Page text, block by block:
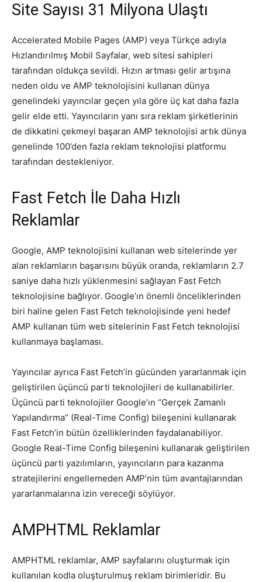
Tasarım,
UI/UX
Site Sayısı 31 Milyona Ulaştı
Accelerated Mobile Pages (AMP) veya Türkçe adıyla
Hızlandırılmış Mobil Sayfalar, web sitesi sahipleri
tarafından oldukça sevildi. Hızın artması gelir artışına
neden oldu ve AMP teknolojisini kullanan dünya
genelindeki yayıncılar geçen yıla göre üç kat daha fazla
gelir elde etti. Yayıncıların yanı sıra reklam şirketlerinin
de dikkatini çekmeyi başaran AMP teknolojisi artık dünya
genelinde 100’den fazla reklam teknolojisi platformu
tarafından destekleniyor.
Fast Fetch İle Daha Hızlı
Reklamlar
Google, AMP teknolojisini kullanan web sitelerinde yer
alan reklamların başarısını büyük oranda, reklamların 2.7
saniye daha hızlı yüklenmesini sağlayan Fast Fetch
teknolojisine bağlıyor. Google’ın önemli önceliklerinden
biri haline gelen Fast Fetch teknolojisinde yeni hedef
AMP kullanan tüm web sitelerinin Fast Fetch teknolojisi
kullanmaya başlaması.
Yayıncılar ayrıca Fast Fetch’in gücünden yararlanmak için
geliştirilen üçüncü parti teknolojileri de kullanabilirler.
Üçüncü parti teknolojiler Google’ın “Gerçek Zamanlı
Yapılandırma” (Real-Time Config) bileşenini kullanarak
Fast Fetch’in bütün özelliklerinden faydalanabiliyor.
Google Real-Time Config bileşenini kullanarak geliştirilen
üçüncü parti yazılımların, yayıncıların para kazanma
stratejilerini engellemeden AMP’nin tüm avantajlarından
yararlanmalarına izin vereceği söylüyor.
AMPHTML Reklamlar
AMPHTML reklamlar, AMP sayfalarını oluşturmak için
kullanılan kodla oluşturulmuş reklam birimleridir. Bu